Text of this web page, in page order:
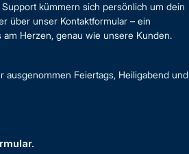
kümmern sich persönlich um dein
über unser Kontaktformular – ein
Herzen, genau wie unsere Kunden.
ausgenommen Feiertags, Heiligabend und
.